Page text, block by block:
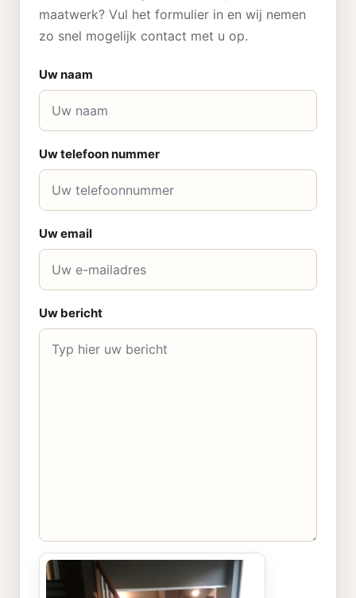
maatwerk? Vul het formulier in en wij nemen
zo snel mogelijk contact met u op.
Uw naam
Uw telefoon nummer
Uw email
Uw bericht